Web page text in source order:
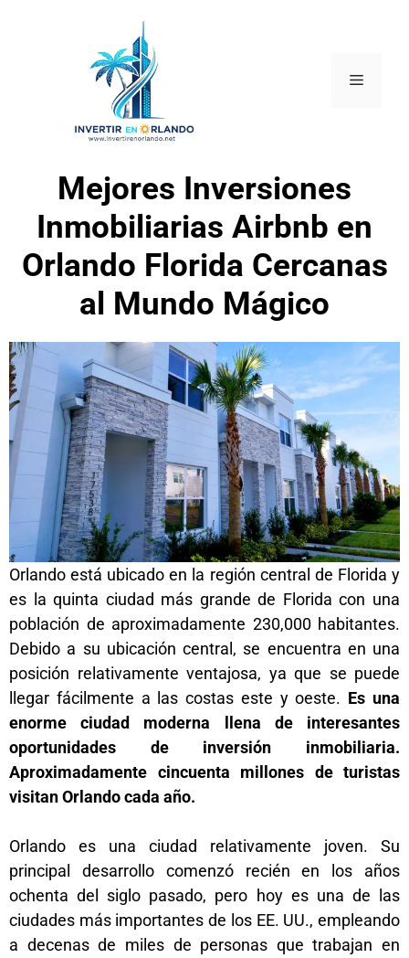
Mejores Inversiones
Inmobiliarias Airbnb en
Orlando Florida Cercanas
al Mundo Mágico
Orlando está ubicado en la región central de Florida y
es la quinta ciudad más grande de Florida con una
población de aproximadamente 230,000 habitantes.
Debido a su ubicación central, se encuentra en una
posición relativamente ventajosa, ya que se puede
llegar fácilmente a las costas este y oeste. Es una
enorme ciudad moderna llena de interesantes
oportunidades de inversión inmobiliaria.
Aproximadamente cincuenta millones de turistas
visitan Orlando cada año.
Orlando es una ciudad relativamente joven. Su
principal desarrollo comenzó recién en los años
ochenta del siglo pasado, pero hoy es una de las
ciudades más importantes de los EE. UU., empleando
a decenas de miles de personas que trabajan en